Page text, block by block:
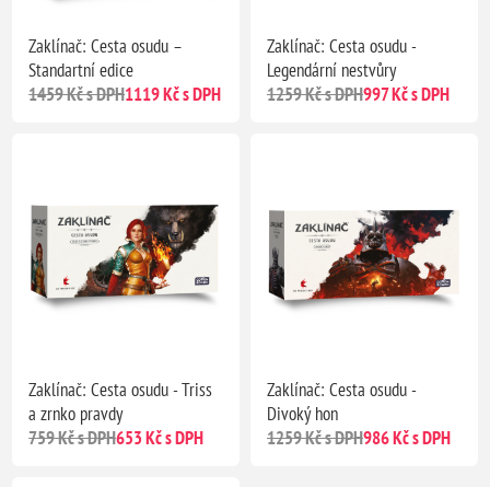
Zaklínač: Cesta osudu –
Standartní edice
1459 Kč s DPH1119 Kč s DPH
Zaklínač: Cesta osudu -
Legendární nestvůry
1259 Kč s DPH997 Kč s DPH
Zaklínač: Cesta osudu - Triss
a zrnko pravdy
759 Kč s DPH653 Kč s DPH
Zaklínač: Cesta osudu -
Divoký hon
1259 Kč s DPH986 Kč s DPH